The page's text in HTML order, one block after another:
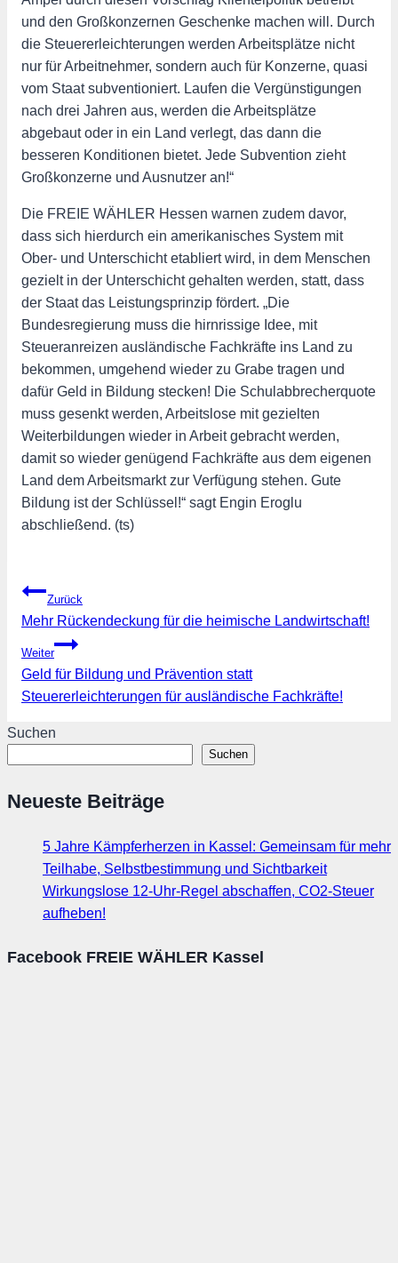
und den Großkonzernen Geschenke machen will. Durch
die Steuererleichterungen werden Arbeitsplätze nicht
nur für Arbeitnehmer, sondern auch für Konzerne, quasi
vom Staat subventioniert. Laufen die Vergünstigungen
nach drei Jahren aus, werden die Arbeitsplätze
abgebaut oder in ein Land verlegt, das dann die
besseren Konditionen bietet. Jede Subvention zieht
Großkonzerne und Ausnutzer an!“
Die FREIE WÄHLER Hessen warnen zudem davor,
dass sich hierdurch ein amerikanisches System mit
Ober- und Unterschicht etabliert wird, in dem Menschen
gezielt in der Unterschicht gehalten werden, statt, dass
der Staat das Leistungsprinzip fördert. „Die
Bundesregierung muss die hirnrissige Idee, mit
Steueranreizen ausländische Fachkräfte ins Land zu
bekommen, umgehend wieder zu Grabe tragen und
dafür Geld in Bildung stecken! Die Schulabbrecherquote
muss gesenkt werden, Arbeitslose mit gezielten
Weiterbildungen wieder in Arbeit gebracht werden,
damit so wieder genügend Fachkräfte aus dem eigenen
Land dem Arbeitsmarkt zur Verfügung stehen. Gute
Bildung ist der Schlüssel!“ sagt Engin Eroglu
abschließend. (ts)
Beitragsnavigation
Zurück
Mehr Rückendeckung für die heimische Landwirtschaft!
Weiter
Geld für Bildung und Prävention statt
Steuererleichterungen für ausländische Fachkräfte!
Suchen
Suchen
Neueste Beiträge
5 Jahre Kämpferherzen in Kassel: Gemeinsam für mehr
Teilhabe, Selbstbestimmung und Sichtbarkeit
Wirkungslose 12-Uhr-Regel abschaffen, CO2-Steuer
aufheben!
Facebook FREIE WÄHLER Kassel